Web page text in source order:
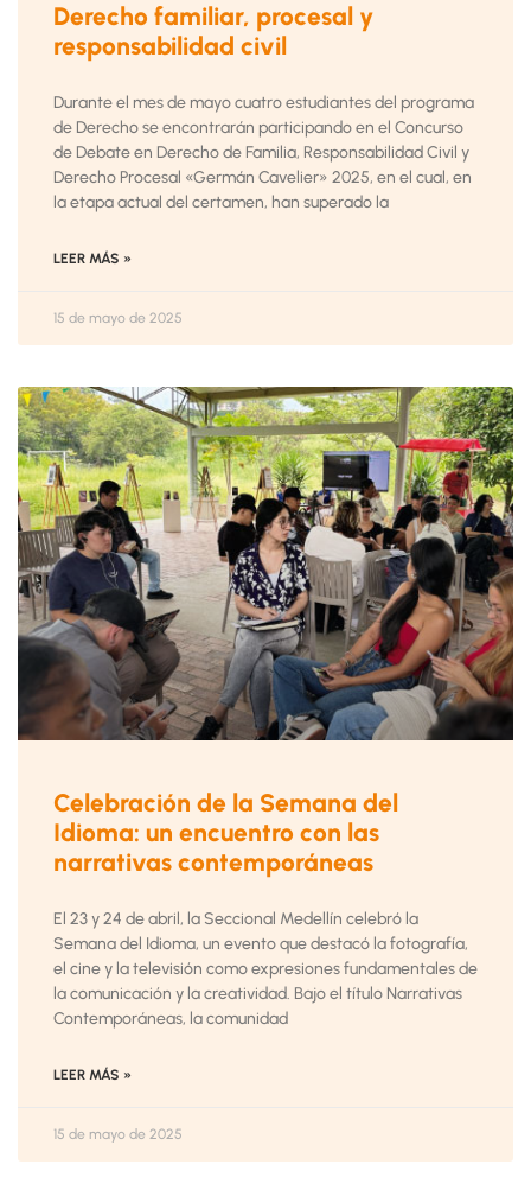
Derecho familiar, procesal y
responsabilidad civil
Durante el mes de mayo cuatro estudiantes del programa
de Derecho se encontrarán participando en el Concurso
de Debate en Derecho de Familia, Responsabilidad Civil y
Derecho Procesal «Germán Cavelier» 2025, en el cual, en
la etapa actual del certamen, han superado la
LEER MÁS »
15 de mayo de 2025
Celebración de la Semana del
Idioma: un encuentro con las
narrativas contemporáneas
El 23 y 24 de abril, la Seccional Medellín celebró la
Semana del Idioma, un evento que destacó la fotografía,
el cine y la televisión como expresiones fundamentales de
la comunicación y la creatividad. Bajo el título Narrativas
Contemporáneas, la comunidad
LEER MÁS »
15 de mayo de 2025